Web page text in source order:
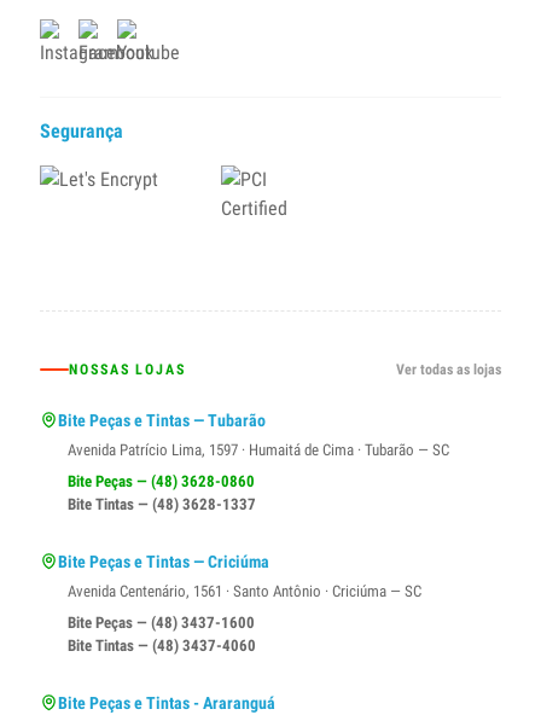
Segurança
NOSSAS LOJAS Ver todas as lojas
Bite Peças e Tintas — Tubarão
Avenida Patrício Lima, 1597 · Humaitá de Cima · Tubarão — SC
Bite Peças — (48) 3628-0860
Bite Tintas — (48) 3628-1337
Bite Peças e Tintas — Criciúma
Avenida Centenário, 1561 · Santo Antônio · Criciúma — SC
Bite Peças — (48) 3437-1600
Bite Tintas — (48) 3437-4060
Bite Peças e Tintas - Araranguá